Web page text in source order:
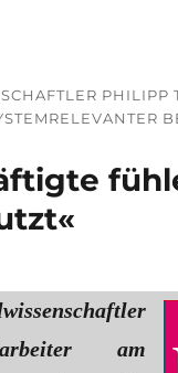
PHILIPP
am